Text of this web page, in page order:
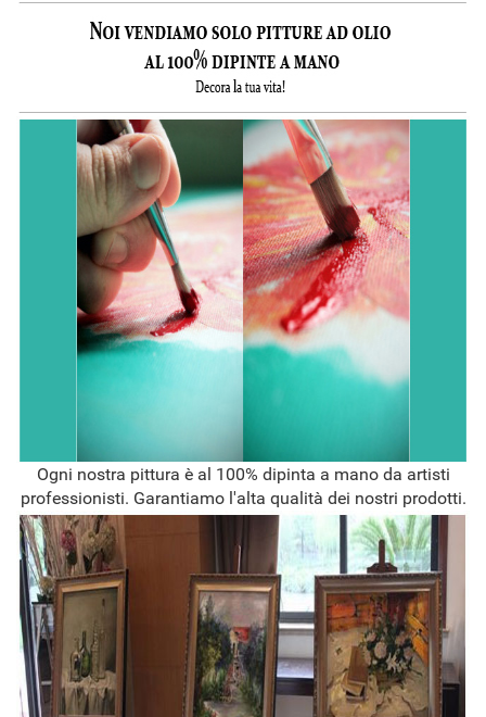
Ogni nostra pittura è al 100% dipinta a mano da artisti
professionisti. Garantiamo l'alta qualità dei nostri prodotti.